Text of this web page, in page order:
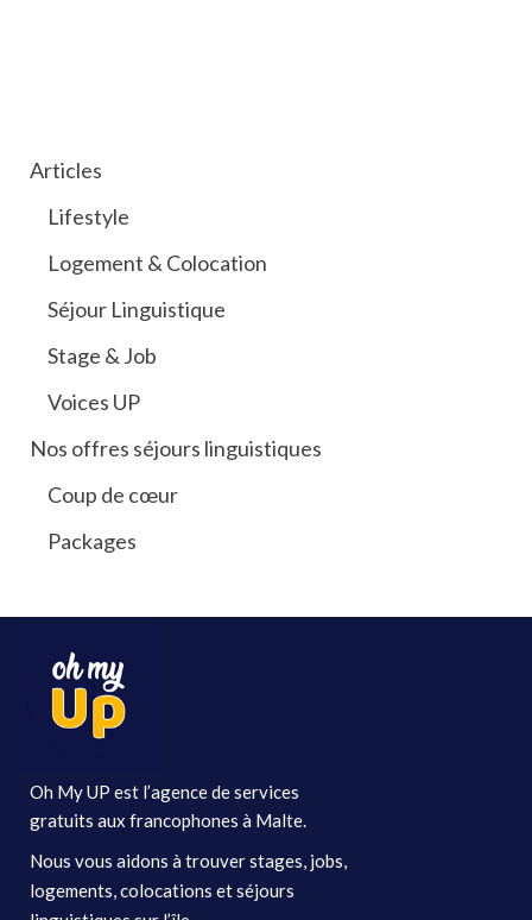
Articles
Lifestyle
Logement & Colocation
Séjour Linguistique
Stage & Job
Voices UP
Nos offres séjours linguistiques
Coup de cœur
Packages
Oh My UP est l’agence de services
gratuits aux francophones à Malte.
Nous vous aidons à trouver stages, jobs,
logements, colocations et séjours